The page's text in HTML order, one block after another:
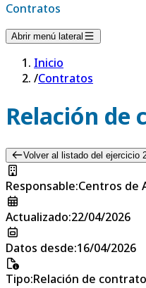
Contratos
Abrir menú lateral
Inicio
/Contratos
Relación de
Volver al listado del ejercicio
Responsable:Centros de
Actualizado:22/04/2026
Datos desde:16/04/2026
Tipo:Relación de